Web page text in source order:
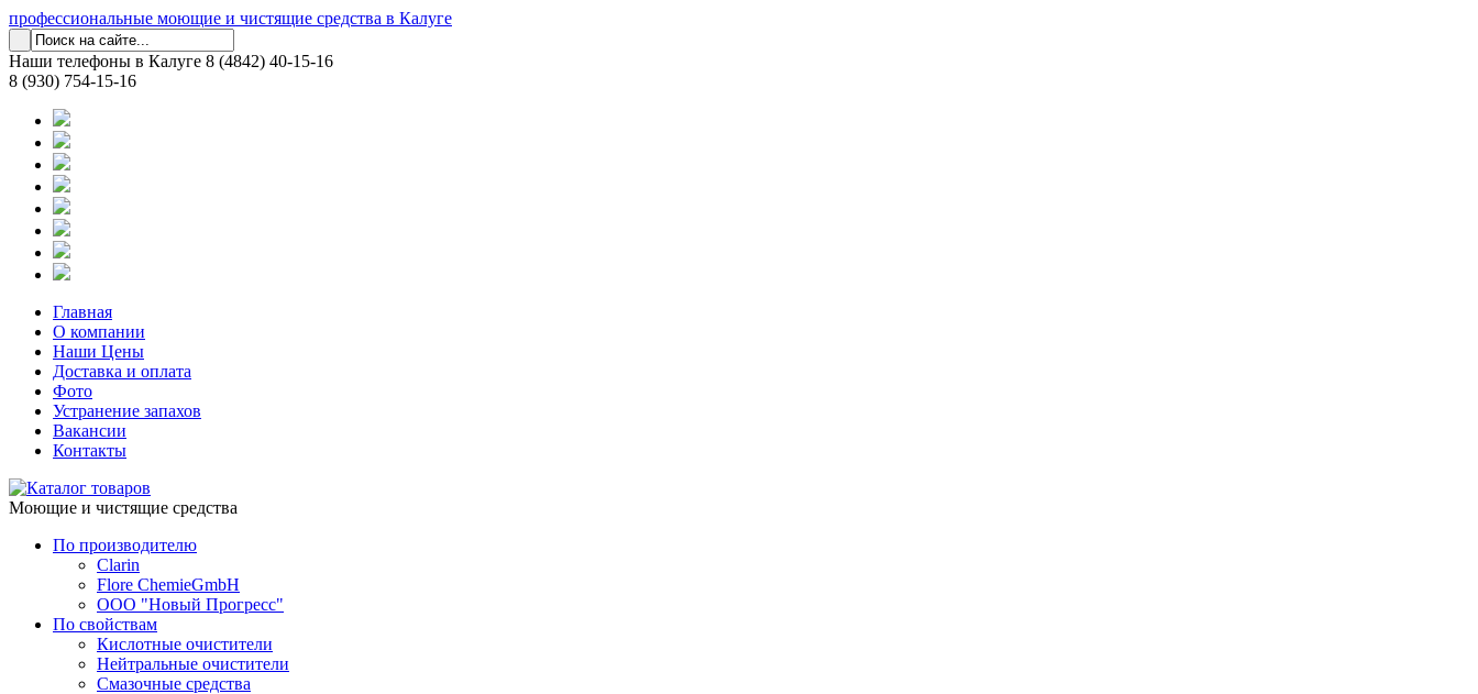
профессиональные моющие и чистящие средства в Калуге
Наши телефоны в Калуге 8 (4842) 40-15-16
8 (930) 754-15-16
Главная
О компании
Наши Цены
Доставка и оплата
Фото
Устранение запахов
Вакансии
Контакты
Моющие и чистящие средства
По производителю
Clarin
Flore ChemieGmbH
ООО "Новый Прогресс"
По свойствам
Кислотные очистители
Нейтральные очистители
Смазочные средства